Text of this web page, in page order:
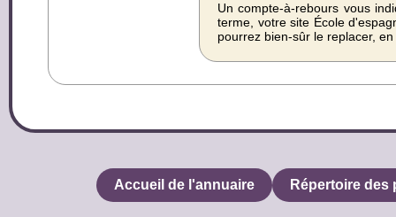
Un compte-à-rebours vous
terme, votre site École
pourrez bien-sûr le replacer,
Accueil de l'annuaire Répertoire